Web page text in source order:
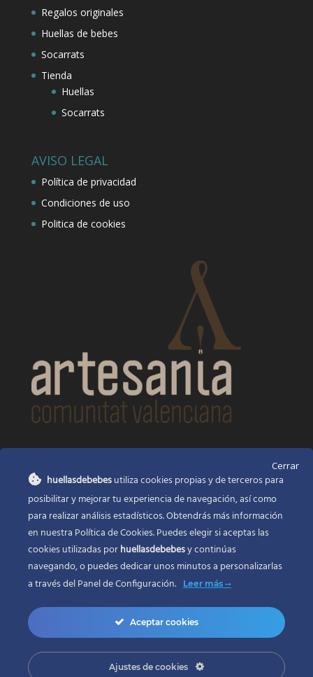
Regalos originales
Huellas de bebes
Socarrats
Tienda
Huellas
Socarrats
AVISO LEGAL
Política de privacidad
Condiciones de uso
Politica de cookies
Huellas de bebés
Santa Ana, 22Alcasser Valencia 46290
625 120 591
info@huellasdebebes.com
Copyright 2017 | Todos los derechos reservados
Cerrar
huellasdebebesutiliza cookies propias y de terceros para
posibilitar y mejorar tu experiencia de navegación, así como
para realizar análisis estadísticos. Obtendrás más información
en nuestra Política de Cookies. Puedes elegir si aceptas las
cookies utilizadas porhuellasdebebesy continúas
navegando, o puedes dedicar unos minutos a personalizarlas
a través delPanel de Configuración. Leer más
Aceptar cookies
Ajustes de cookies